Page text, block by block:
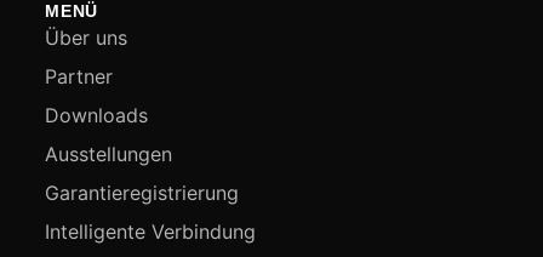
MENÜ
Über uns
Partner
Downloads
Ausstellungen
Garantieregistrierung
Intelligente Verbindung